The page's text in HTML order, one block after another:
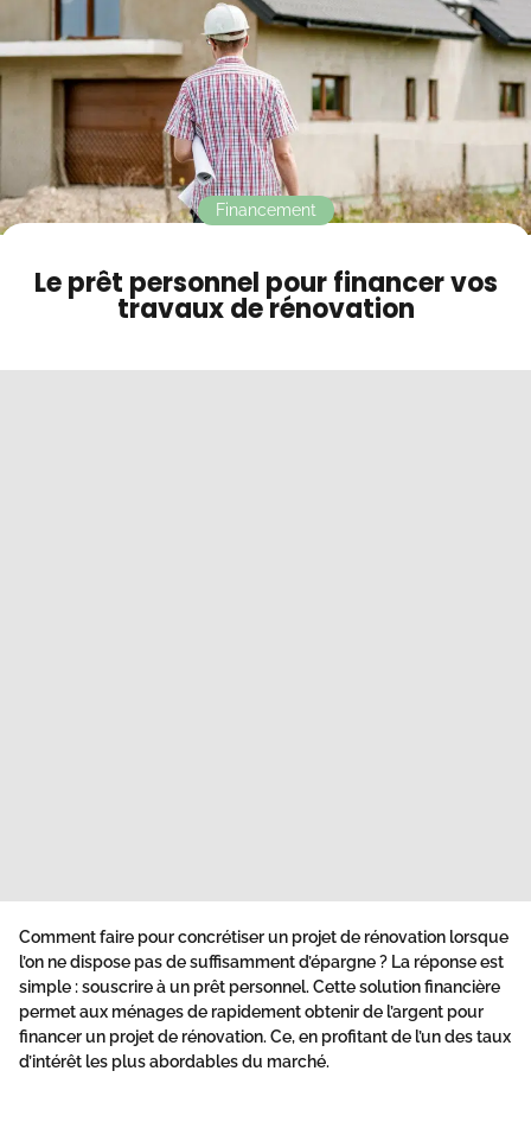
Mode sombre
Le prêt personnel pour financer vos
travaux de rénovation
Financement
Comment faire pour concrétiser un projet de rénovation lorsque
l’on ne dispose pas de suffisamment d’épargne ? La réponse est
simple : souscrire à un prêt personnel. Cette solution financière
permet aux ménages de rapidement obtenir de l’argent pour
financer un projet de rénovation. Ce, en profitant de l’un des taux
d’intérêt les plus abordables du marché.